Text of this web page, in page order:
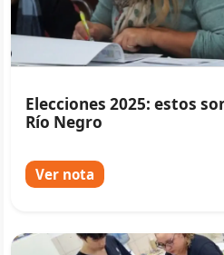
Elecciones 2025: estos
Río Negro
Ver nota